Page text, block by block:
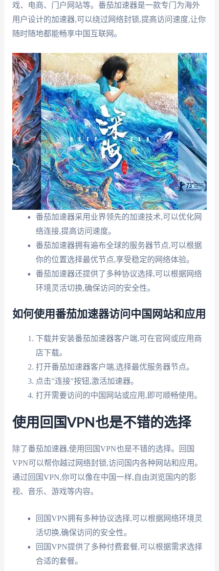
戏、电商、门户网站等。番茄加速器是一款专门为海外
用户设计的加速器,可以绕过网络封锁,提高访问速度,让你
随时随地都能畅享中国互联网。
番茄加速器采用业界领先的加速技术,可以优化网
络连接,提高访问速度。
番茄加速器拥有遍布全球的服务器节点,可以根据
你的位置选择最优节点,享受稳定的网络体验。
番茄加速器还提供了多种协议选择,可以根据网络
环境灵活切换,确保访问的安全性。
如何使用番茄加速器访问中国网站和应用
下载并安装番茄加速器客户端,可在官网或应用商
店下载。
打开番茄加速器客户端,选择最优服务器节点。
点击"连接"按钮,激活加速器。
打开需要访问的中国网站或应用,即可顺畅使用。
使用回国VPN也是不错的选择
除了番茄加速器,使用回国VPN也是不错的选择。回国
VPN可以帮你越过网络封锁,访问国内各种网站和应用。
通过回国VPN,你可以像在中国一样,自由浏览国内的影
视、音乐、游戏等内容。
回国VPN拥有多种协议选择,可以根据网络环境灵
活切换,确保访问的安全性。
回国VPN提供了多种付费套餐,可以根据需求选择
合适的套餐。